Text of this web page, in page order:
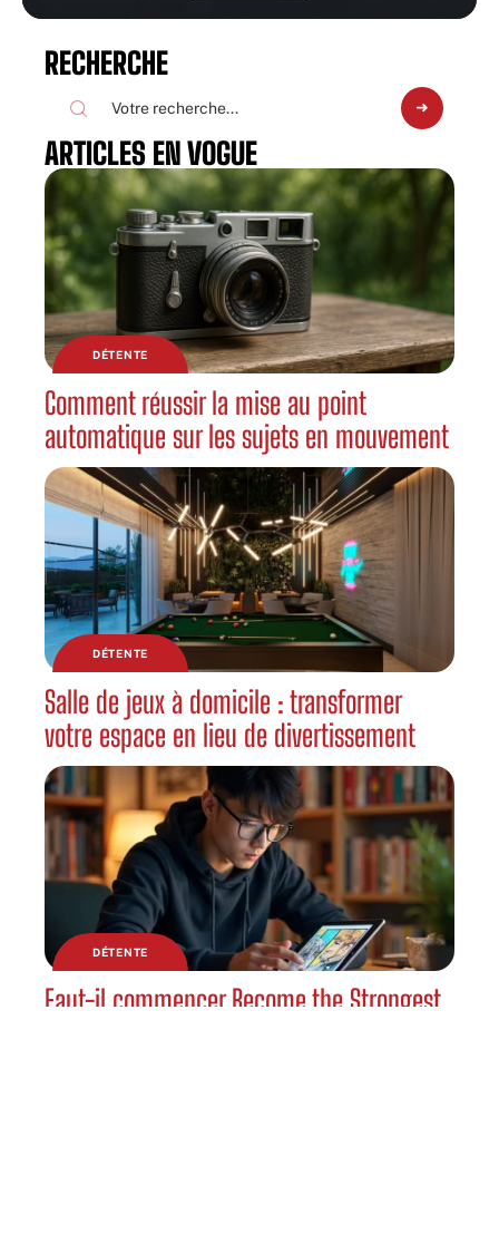
RECHERCHE
ARTICLES EN VOGUE
DÉTENTE
Comment réussir la mise au point
automatique sur les sujets en mouvement
DÉTENTE
Salle de jeux à domicile : transformer
votre espace en lieu de divertissement
DÉTENTE
Faut-il commencer Become the Strongest